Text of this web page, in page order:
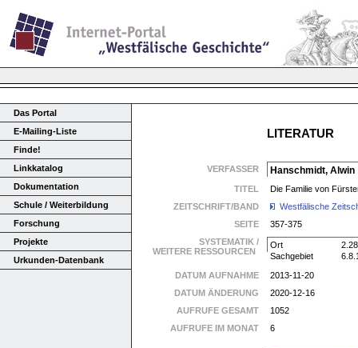
Das Portal
E-Mailing-Liste
Finde!
Linkkatalog
Dokumentation
Schule / Weiterbildung
Forschung
Projekte
Urkunden-Datenbank
LITERATUR
VERFASSER Hanschmidt, Alwin
TITEL
Die Familie von
ZEITSCHRIFT/BAND
Westfälische
SEITE
357-375
SYSTEMATIK /
WEITERE RESSOURCEN
Ort
2.28
Sachgebiet
DATUM AUFNAHME
2013-11-20
DATUM ÄNDERUNG
2020-12-16
AUFRUFE GESAMT
1052
AUFRUFE IM MONAT
6